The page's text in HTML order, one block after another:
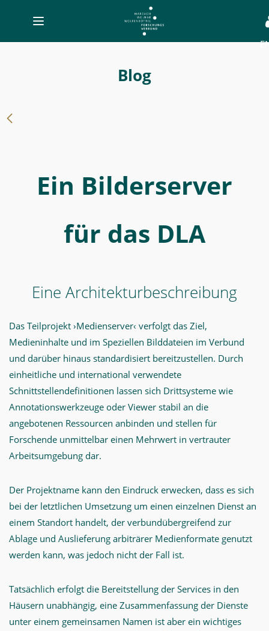
Toggle
navigation
Architekturbeschreibung
Bilderserver
DLA
Forschung
Blog
Ein Bilderserver
für das DLA
Eine Architekturbeschreibung
Das Teilprojekt ›Medienserver‹ verfolgt das Ziel,
Medieninhalte und im Speziellen Bilddateien im Verbund
und darüber hinaus standardisiert bereitzustellen. Durch
einheitliche und international verwendete
Schnittstellendefinitionen lassen sich Drittsysteme wie
Annotationswerkzeuge oder Viewer stabil an die
angebotenen Ressourcen anbinden und stellen für
Forschende unmittelbar einen Mehrwert in vertrauter
Arbeitsumgebung dar.
Der Projektname kann den Eindruck erwecken, dass es sich
bei der letztlichen Umsetzung um einen einzelnen Dienst an
einem Standort handelt, der verbundübergreifend zur
Ablage und Auslieferung arbiträrer Medienformate genutzt
werden kann, was jedoch nicht der Fall ist.
Tatsächlich erfolgt die Bereitstellung der Services in den
Häusern unabhängig, eine Zusammenfassung der Dienste
unter einem gemeinsamen Namen ist aber ein wichtiges